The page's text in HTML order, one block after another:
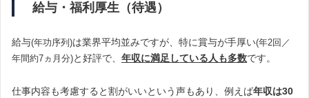
給与・福利厚生（待遇）
給与(年功序列)は業界平均並みですが、特に賞与が手厚い(年2回／
年間約7ヵ月分)と好評で、 年収に満足している人も多数です。
仕事内容も考慮すると割がいいという声もあり、例えば年収は30